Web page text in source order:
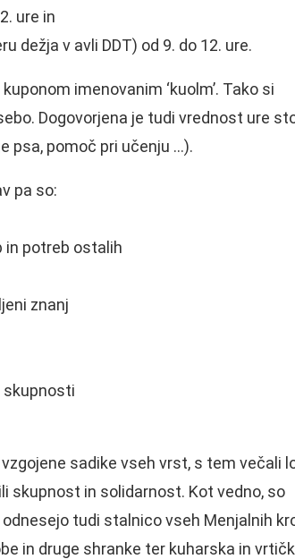
ure in
dežja v avli DDT) od 9. do 12. ure.
imenovanim ‘kuolm’. Tako si
Dogovorjena je tudi vrednost ure
psa, pomoč pri učenju …).
pa so:
in potreb ostalih
znanj
skupnosti
sadike vseh vrst, s tem večali
skupnost in solidarnost. Kot vedno, so
tudi stalnico vseh Menjalnih
in druge shranke ter kuharska in